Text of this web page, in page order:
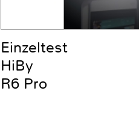
Einzeltest
HiBy
R6 Pro